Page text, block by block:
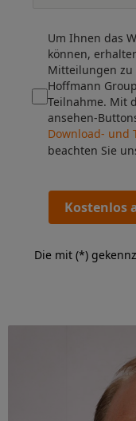
Um Ihnen das
können,
Mitteilungen zu
Hoffmann
Teilnahme. Mit
ansehen-
Download- und
beachten Sie
Kostenlos
Die mit (*)